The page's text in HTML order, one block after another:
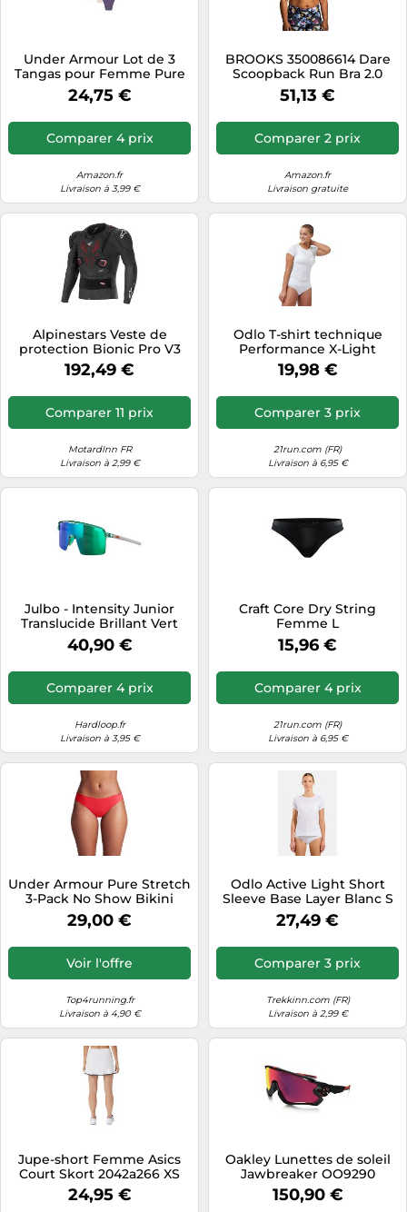
Téléphonie
Téléviseurs
Télévision & vidéo
Under Armour Lot de 3
Tangas pour Femme Pure
Stretch - Invisibles, sans
Coutures, sans Marques,
la journée, Purple Luxe, S
24,75 €
Comparer 4 prix
Amazon.fr
Livraison à 3,99 €
BROOKS 350086614 Dare
Scoopback Run Bra 2.0
Sports Bra Femme Frosted
Mauve/Mauve Taille 038DE
51,13 €
Comparer 2 prix
Amazon.fr
Livraison gratuite
Alpinestars Veste de
protection Bionic Pro V3
Plasma noir/rouge/blanc XL
192,49 €
Comparer 11 prix
MotardInn FR
Livraison à 2,99 €
Odlo T-shirt technique
Performance X-Light
manches courtes Femme
blanc L
19,98 €
Comparer 3 prix
21run.com (FR)
Livraison à 6,95 €
Julbo - Intensity Junior
Translucide Brillant Vert
Gris Clair Mat Spectron 3 -
Lunettes de soleil
40,90 €
Comparer 4 prix
Hardloop.fr
Livraison à 3,95 €
Craft Core Dry String
Femme L
15,96 €
Comparer 4 prix
21run.com (FR)
Livraison à 6,95 €
Under Armour Pure Stretch
3-Pack No Show Bikini
Sous-vêtements pour
femme XS Rouge
29,00 €
Voir l'offre
Top4running.fr
Livraison à 4,90 €
Odlo Active Light Short
Sleeve Base Layer Blanc S
Femme
27,49 €
Comparer 3 prix
Trekkinn.com (FR)
Livraison à 2,99 €
Jupe-short Femme Asics
Court Skort 2042a266 XS
24,95 €
Oakley Lunettes de soleil
Jawbreaker OO9290
929020 O_matter Noir mat
verres Prizm Road
150,90 €